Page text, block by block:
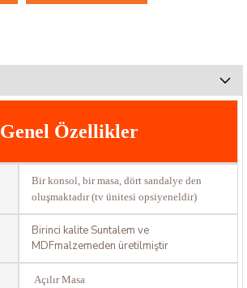
Genel Özellikler
Bir konsol, bir masa, dört sandalye den
oluşmaktadır (tv ünitesi opsiyeneldir)
Birinci kalite Suntalem ve
MDFmalzemeden üretilmiştir
Açılır Masa